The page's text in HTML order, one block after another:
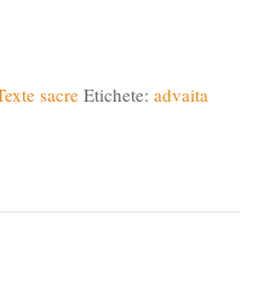
sacre Etichete: advaita